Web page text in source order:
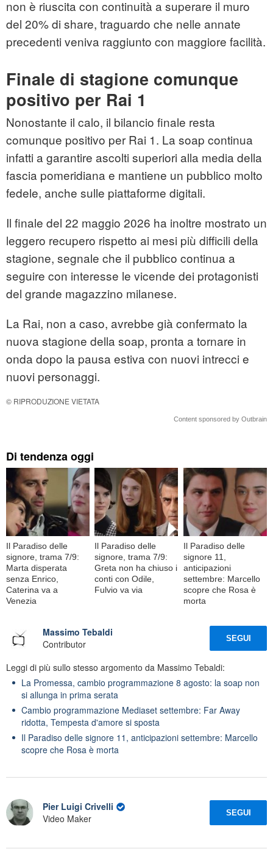
non è riuscita con continuità a superare il muro
del 20% di share, traguardo che nelle annate
precedenti veniva raggiunto con maggiore facilità.
Finale di stagione comunque
positivo per Rai 1
Nonostante il calo, il bilancio finale resta
comunque positivo per Rai 1. La soap continua
infatti a garantire ascolti superiori alla media della
fascia pomeridiana e mantiene un pubblico molto
fedele, anche sulle piattaforme digitali.
Il finale del 22 maggio 2026 ha inoltre mostrato un
leggero recupero rispetto ai mesi più difficili della
stagione, segnale che il pubblico continua a
seguire con interesse le vicende dei protagonisti
del grande magazzino milanese.
La Rai, non a caso, avrebbe già confermato la
nuova stagione della soap, pronta a tornare in
onda dopo la pausa estiva con nuovi intrecci e
nuovi personaggi.
© RIPRODUZIONE VIETATA
Content sponsored by Outbrain
Di tendenza oggi
Il Paradiso delle
signore, trama 7/9:
Marta disperata
senza Enrico,
Caterina va a
Venezia
Il Paradiso delle
signore, trama 7/9:
Greta non ha chiuso i
conti con Odile,
Fulvio va via
Il Paradiso delle
signore 11,
anticipazioni
settembre: Marcello
scopre che Rosa è
morta
Massimo Tebaldi
Contributor
SEGUI
Leggi di più sullo stesso argomento da Massimo Tebaldi:
La Promessa, cambio programmazione 8 agosto: la soap non
si allunga in prima serata
Cambio programmazione Mediaset settembre: Far Away
ridotta, Tempesta d'amore si sposta
Il Paradiso delle signore 11, anticipazioni settembre: Marcello
scopre che Rosa è morta
Pier Luigi Crivelli
Video Maker
SEGUI